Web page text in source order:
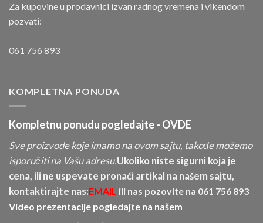
Za kupovine u prodavnici izvan radnog vremena i vikendom
pozvati:
061 756 893
KOMPLETNA PONUDA
Kompletnu ponudu pogledajte - OVDE
Sve proizvode koje imamo na ovom sajtu, takođe možemo
isporučiti na Vašu adresu.Ukoliko niste sigurni koja je
cena, ili ne uspevate pronaći artikal na našem sajtu,
kontaktirajte nas:EMAIL ili nas pozovite na 061 756 893
Video prezentacije pogledajte na našem